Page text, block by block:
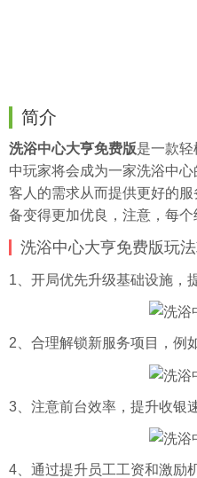
简介
洗浴中心大亨免费版是一款
中玩家将会成为一家洗浴中
客人的需求从而提供更好的
备变得更加优良，注意，每个
洗浴中心大亨免费版玩
1、开局优先升级基础设施，
2、合理解锁新服务项目，例
3、注意前台效率，提升收银
4、通过提升员工工资和激励